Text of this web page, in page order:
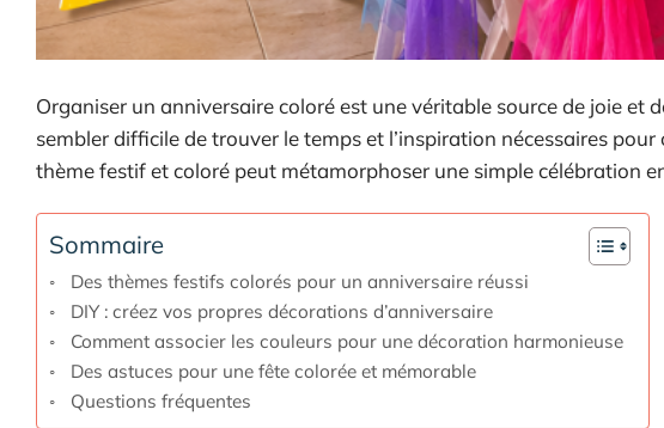
Organiser un anniversaire coloré est une véritable source de joie et
sembler difficile de trouver le temps et l’inspiration nécessaires
thème festif et coloré peut métamorphoser une simple célébration
Sommaire
Des thèmes festifs colorés pour un anniversaire réussi
DIY : créez vos propres décorations d’anniversaire
Comment associer les couleurs pour une décoration harmonieuse
Des astuces pour une fête colorée et mémorable
Questions fréquentes